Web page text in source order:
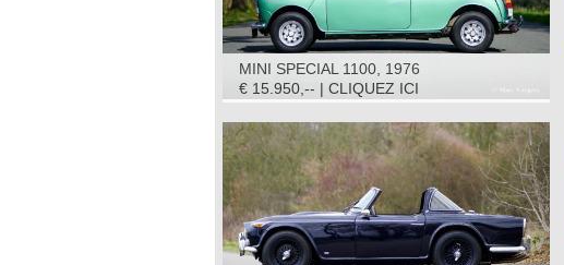
MINI SPECIAL 1100, 1976
€ 15.950,-- | CLIQUEZ ICI